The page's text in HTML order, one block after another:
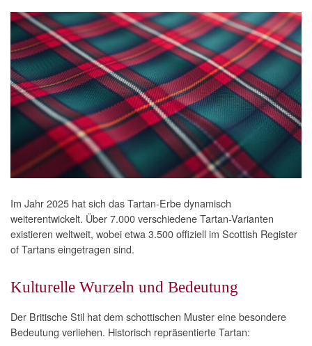
Im Jahr 2025 hat sich das Tartan-Erbe dynamisch
weiterentwickelt. Über 7.000 verschiedene Tartan-Varianten
existieren weltweit, wobei etwa 3.500 offiziell im Scottish Register
of Tartans eingetragen sind.
Kulturelle Wurzeln und Bedeutung
Der Britische Stil hat dem schottischen Muster eine besondere
Bedeutung verliehen. Historisch repräsentierte Tartan: